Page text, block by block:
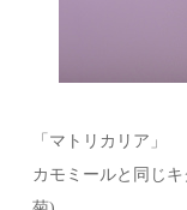
「マトリカリア」
カモミールと同じ